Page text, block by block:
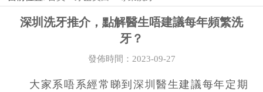
深圳洗牙推介，點解醫生唔建議每年頻繁洗
牙？
發佈時間：2023-09-27
大家系唔系經常睇到 深圳醫生建議每年定期